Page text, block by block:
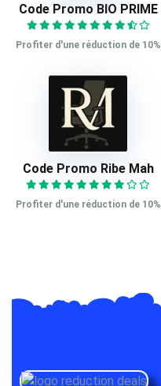
Code Promo BIO PRIME
Profiter d'une réduction de 10%
Code Promo Ribe Mah
Profiter d'une réduction de 10%